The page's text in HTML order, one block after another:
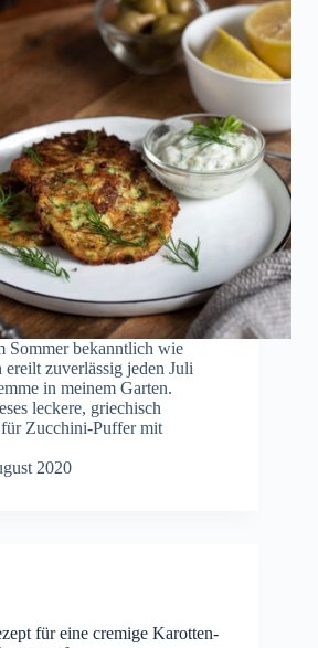
Sommer bekanntlich wie
zuverlässig jeden Juli
in meinem Garten.
leckere, griechisch
für Zucchini-Puffer mit
2020
für eine cremige Karotten-